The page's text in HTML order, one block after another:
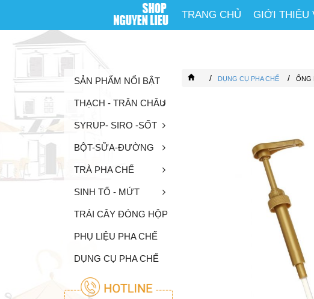
TRANG CHỦ GIỚI THIỆU
SẢN PHẨM NỔI BẬT
THẠCH - TRÂN CHÂU
SYRUP- SIRO -SỐT
BỘT-SỮA-ĐƯỜNG
TRÀ PHA CHẾ
SINH TỐ - MỨT
TRÁI CÂY ĐÓNG HỘP
PHỤ LIỆU PHA CHẾ
DỤNG CỤ PHA CHẾ
/ DỤNG CỤ PHA CHẾ / ỐNG